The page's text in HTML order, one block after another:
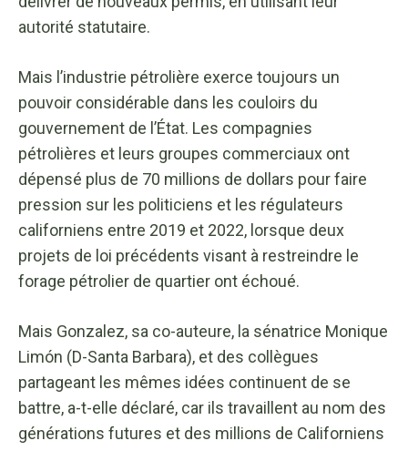
autorité statutaire.
Mais l’industrie pétrolière exerce toujours un
pouvoir considérable dans les couloirs du
gouvernement de l’État. Les compagnies
pétrolières et leurs groupes commerciaux ont
dépensé plus de 70 millions de dollars pour faire
pression sur les politiciens et les régulateurs
californiens entre 2019 et 2022, lorsque deux
projets de loi précédents visant à restreindre le
forage pétrolier de quartier ont échoué.
Mais Gonzalez, sa co-auteure, la sénatrice Monique
Limón (D-Santa Barbara), et des collègues
partageant les mêmes idées continuent de se
battre, a-t-elle déclaré, car ils travaillent au nom des
générations futures et des millions de Californiens